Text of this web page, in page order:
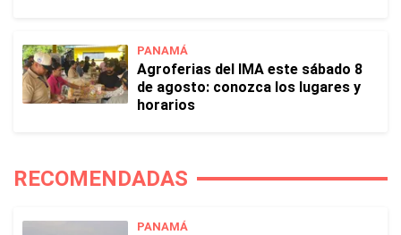
PANAMÁ
Agroferias del IMA este sábado 8
de agosto: conozca los lugares y
horarios
RECOMENDADAS
PANAMÁ